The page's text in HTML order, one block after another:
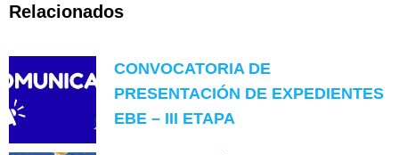
Relacionados
CONVOCATORIA DE
PRESENTACIÓN DE EXPEDIENTES
EBE – III ETAPA